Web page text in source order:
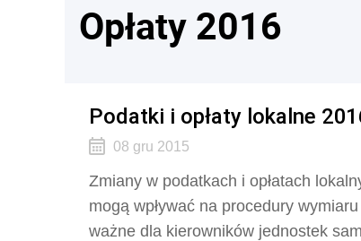
Opłaty 2016
Podatki i opłaty lokalne
08 gru 2015
Zmiany w podatkach i opłatach
mogą wpływać na procedury
ważne dla kierowników jednostek